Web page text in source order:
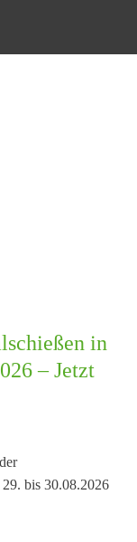
in
– Jetzt
bis 30.08.2026